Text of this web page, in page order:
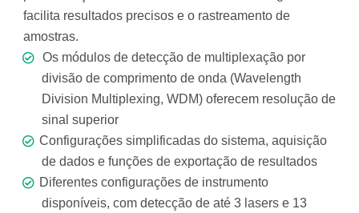
facilita resultados precisos e o rastreamento de
amostras.
Os módulos de detecção de multiplexação por
divisão de comprimento de onda (Wavelength
Division Multiplexing, WDM) oferecem resolução de
sinal superior
Configurações simplificadas do sistema, aquisição
de dados e funções de exportação de resultados
Diferentes configurações de instrumento
disponíveis, com detecção de até 3 lasers e 13